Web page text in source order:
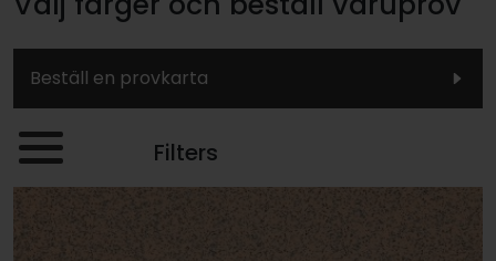
Beställ en provkarta
Filters